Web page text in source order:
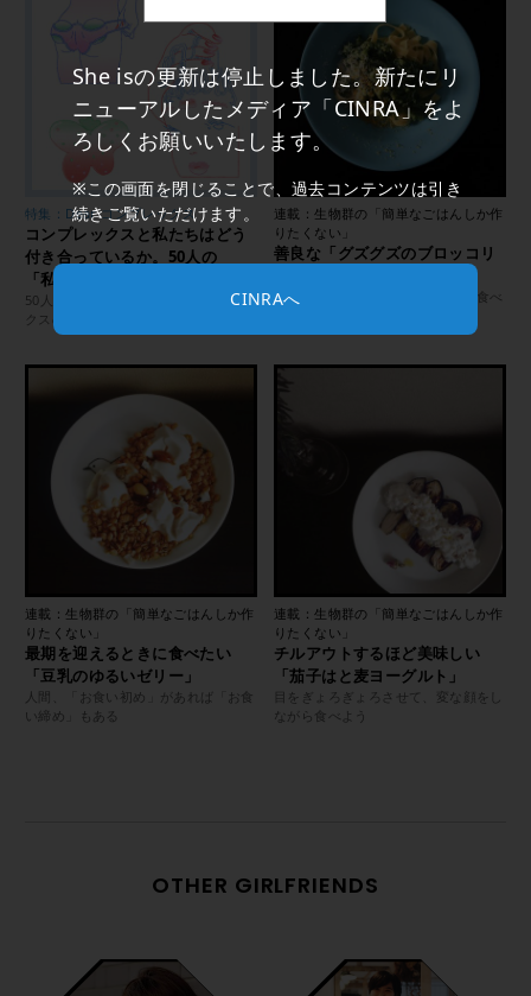
She isの更新は停止しました。新たにリ
ニューアルしたメディア「CINRA」をよ
ろしくお願いいたします。
※この画面を閉じることで、過去コンテンツは引き
続きご覧いただけます。
CINRAへ
特集：Dear コンプレックス
コンプレックスと私たちはどう
付き合っているか。50人の
「私」の声。
50人いれば50人異なる。コンプレッ
クスの向き合い方
連載：生物群の「簡単なごはんしか作
りたくない」
善良な「グズグズのブロッコリ
ブロッコリーには茹ですぎた側の食べ
連載：生物群の「簡単なごはんしか作
りたくない」
最期を迎えるときに食べたい
「豆乳のゆるいゼリー」
人間、「お食い初め」があれば「お食
い締め」もある
連載：生物群の「簡単なごはんしか作
りたくない」
チルアウトするほど美味しい
「茄子はと麦ヨーグルト」
目をぎょろぎょろさせて、変な顔をし
ながら食べよう
OTHER GIRLFRIENDS